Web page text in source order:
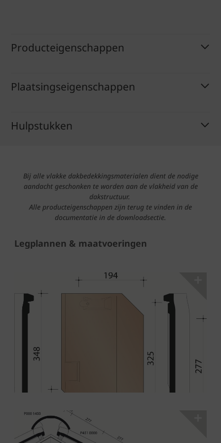
Producteigenschappen
Plaatsingseigenschappen
Hulpstukken
Bij alle vlakke dakbedekkingsmaterialen dient de nodige
aandacht geschonken te worden aan de vlakheid van de
dakstructuur.
Alle producteigenschappen zijn terug te vinden in de
documentatie in de downloadsectie.
Legplannen & maatvoeringen